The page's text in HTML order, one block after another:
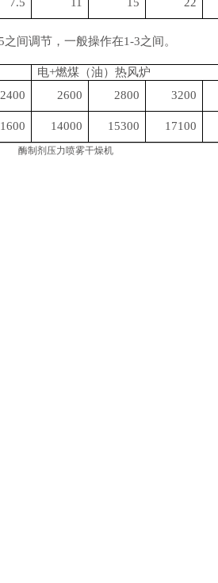
之间调节，一般操作在1-3之间。
电+燃煤（油）热风炉
2400 2600 2800 3200
14000 15300 17100